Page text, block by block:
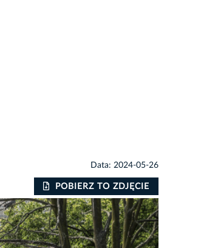
Data: 2024-05-26
POBIERZ TO ZDJĘCIE